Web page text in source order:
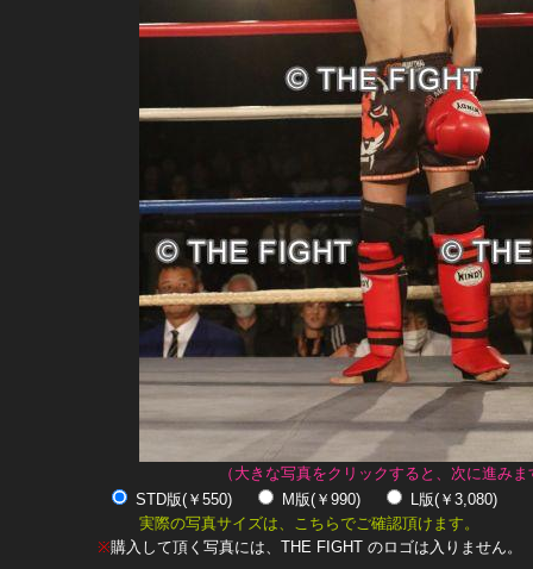
（大きな写真をクリックすると、次に進みま
STD版(￥550)
M版(￥990)
L版(￥3,080)
実際の写真サイズは、こちらでご確認頂けます。
※購入して頂く写真には、THE FIGHT のロゴは入りません。